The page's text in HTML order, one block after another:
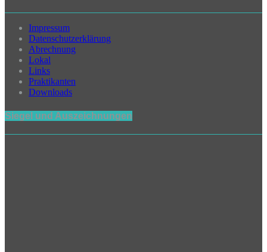
Impressum
Datenschutzerklärung
Abrechnung
Lokal
Links
Praktikanten
Downloads
Siegel und Auszeichnungen